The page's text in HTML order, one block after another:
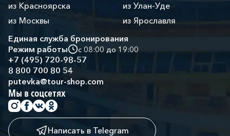
из Красноярска
из Москвы
из Улан-Уде
из Ярославля
Единая служба бронирования
Режим работы
с 08:00 до 19:00
+7 (495) 720-98-57
8 800 700 80 54
putevka@tour-shop.com
Мы в соцсетях
Написать в Telegram